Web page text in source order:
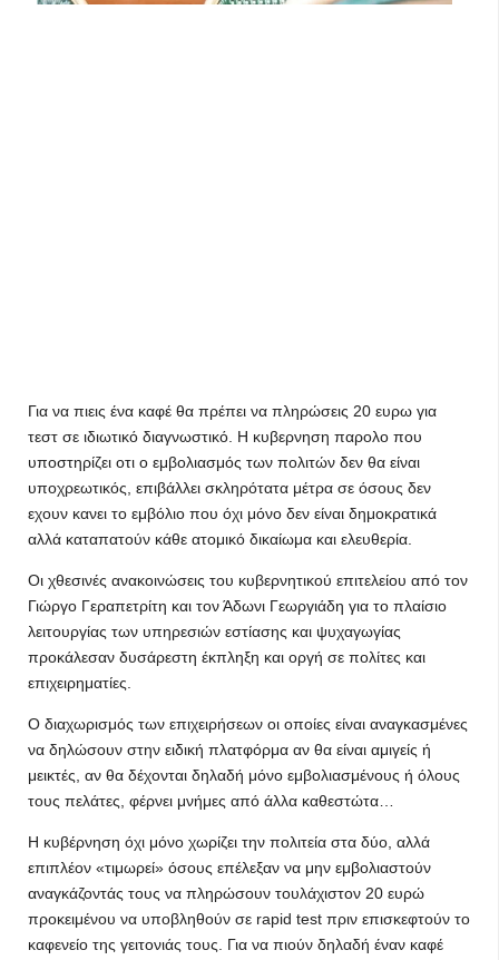
Για να πιεις ένα καφέ θα πρέπει να πληρώσεις 20 ευρω για
τεστ σε ιδιωτικό διαγνωστικό. Η κυβερνηση παρολο που
υποστηρίζει οτι ο εμβολιασμός των πολιτών δεν θα είναι
υποχρεωτικός, επιβάλλει σκληρότατα μέτρα σε όσους δεν
εχουν κανει το εμβόλιο που όχι μόνο δεν είναι δημοκρατικά
αλλά καταπατούν κάθε ατομικό δικαίωμα και ελευθερία.
Οι χθεσινές ανακοινώσεις του κυβερνητικού επιτελείου από τον
Γιώργο Γεραπετρίτη και τον Άδωνι Γεωργιάδη για το πλαίσιο
λειτουργίας των υπηρεσιών εστίασης και ψυχαγωγίας
προκάλεσαν δυσάρεστη έκπληξη και οργή σε πολίτες και
επιχειρηματίες.
Ο διαχωρισμός των επιχειρήσεων οι οποίες είναι αναγκασμένες
να δηλώσουν στην ειδική πλατφόρμα αν θα είναι αμιγείς ή
μεικτές, αν θα δέχονται δηλαδή μόνο εμβολιασμένους ή όλους
τους πελάτες, φέρνει μνήμες από άλλα καθεστώτα…
Η κυβέρνηση όχι μόνο χωρίζει την πολιτεία στα δύο, αλλά
επιπλέον «τιμωρεί» όσους επέλεξαν να μην εμβολιαστούν
αναγκάζοντάς τους να πληρώσουν τουλάχιστον 20 ευρώ
προκειμένου να υποβληθούν σε rapid test πριν επισκεφτούν το
καφενείο της γειτονιάς τους. Για να πιούν δηλαδή έναν καφέ